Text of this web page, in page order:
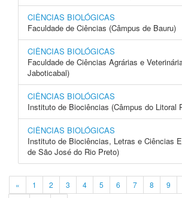
CIÊNCIAS BIOLÓGICAS
Faculdade de Ciências (Câmpus de Bauru)
CIÊNCIAS BIOLÓGICAS
Faculdade de Ciências Agrárias e
Jaboticabal)
CIÊNCIAS BIOLÓGICAS
Instituto de Biociências (Câmpus do Litoral
CIÊNCIAS BIOLÓGICAS
Instituto de Biociências, Letras e Ciências
de São José do Rio Preto)
« 1 2 3 4 5 6 7 8 9